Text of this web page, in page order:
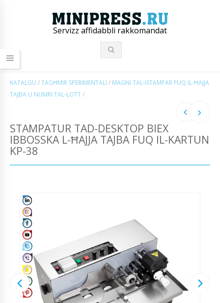
Servizz affidabbli rakkomandat
KATALGU /TAGĦMIR SPERIMENTALI / MAGNI TAL-ISTAMPAR FUQ IL-ĦAJJA
TAJBA U NUMRI TAL-LOTT/
STAMPATUR TAD-DESKTOP BIEX
IBBOSSKA L-ĦAJJA TAJBA FUQ IL-KARTUN
KP-38